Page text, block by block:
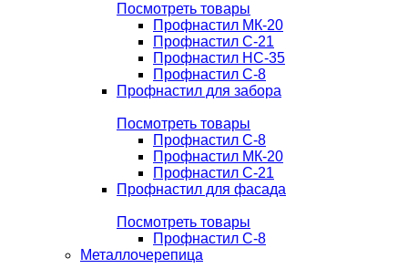
Посмотреть товары
Профнастил МК-20
Профнастил С-21
Профнастил НС-35
Профнастил С-8
Профнастил для забора
Посмотреть товары
Профнастил С-8
Профнастил МК-20
Профнастил С-21
Профнастил для фасада
Посмотреть товары
Профнастил С-8
Металлочерепица